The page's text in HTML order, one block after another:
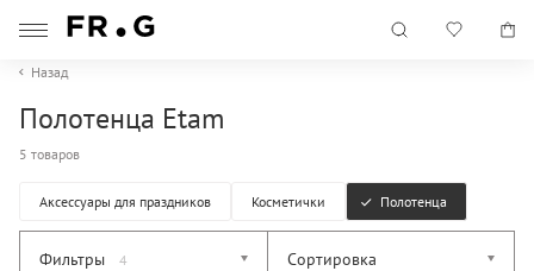
Назад
Полотенца Etam
5 товаров
Аксессуары для праздников Косметички Полотенца
Фильтры 4 Сортировка